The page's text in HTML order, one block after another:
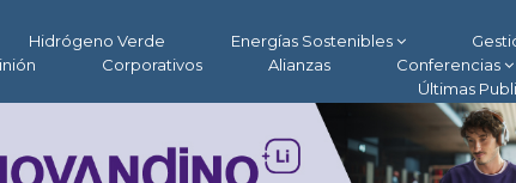
Hidrógeno Verde Energías Sostenibles
Corporativos Alianzas Conferencias
Últimas